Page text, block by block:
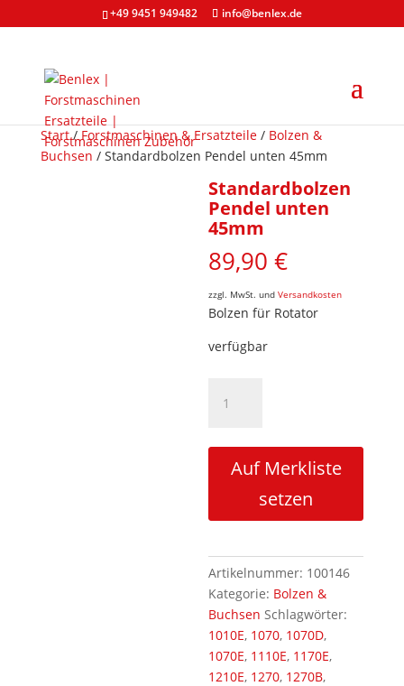
+49 9451 949482 info@benlex.de
Start/Forstmaschinen & Ersatzteile/ Bolzen &
Buchsen / Standardbolzen Pendel unten 45mm
Standardbolzen
Pendel unten
45mm
89,90€
zzgl. MwSt. undVersandkosten
Bolzen für Rotator
verfügbar
Pendel
45mm
MengeAuf Merkliste
setzen
Artikelnummer: 100146
Kategorie: Bolzen &
Buchsen Schlagwörter:
1010E, 1070, 1070D,
1070E, 1110E, 1170E,
1210E, 1270, 1270B,